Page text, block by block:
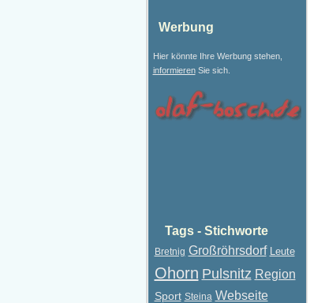
Werbung
Hier könnte Ihre Werbung stehen,
informierenSie sich.
Tags - Stichworte
Bretnig Großröhrsdorf Leute
Ohorn Pulsnitz Region
Sport Steina Webseite